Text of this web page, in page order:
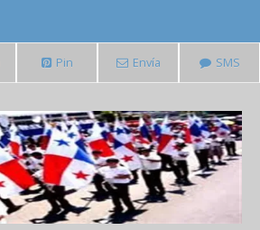
Pin Envía SMS